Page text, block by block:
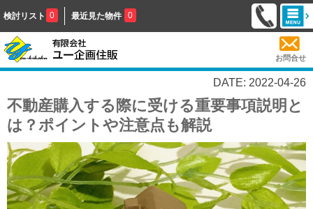
検討リスト 0 最近見た物件 0
お問合せ
DATE: 2022-04-26
不動産購入する際に受ける重要事項説明と
は？ポイントや注意点も解説